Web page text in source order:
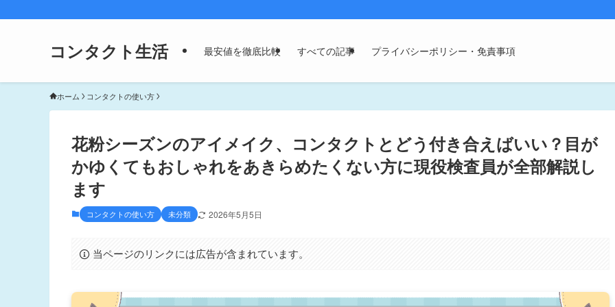
コンタクト生活 最安値を徹底比較 すべての記事 プライバシーポリシー・免責事項
ホーム コンタクトの使い方
花粉シーズンのアイメイク、コンタクトとどう付き合えばいい？目が
かゆくてもおしゃれをあきらめたくない方に現役検査員が全部解説し
ます
コンタクトの使い方 未分類 2026年5月5日
当ページのリンクには広告が含まれています。